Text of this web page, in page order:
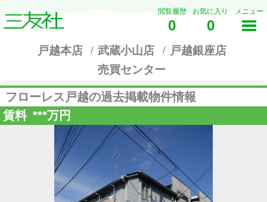
閲覧履歴
0
お気に入り
0
メニュー
戸越本店 武蔵小山店
戸越銀座店
売買センター
フローレス戸越の過去掲載物件情報
賃料 ***万円